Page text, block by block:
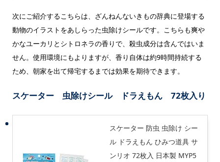
次にご紹介するこちらは、ざんねんないきもの辞典に登場する
動物のイラストをあしらった虫除けシールです。こちらも爽や
かなユーカリとシトロネラの香りで、殺虫成分は含んではいま
せん。使用環境にもよりますが、香り自体は約9時間持続する
ため、朝家を出て帰宅するまでは効果を期待できます。
スケーター 虫除けシール ドラえもん 72枚入り
スケーター 防虫 虫除け シー
ル ドラえもん ひみつ道具 サ
ンリオ 72枚入 日本製 MYP5